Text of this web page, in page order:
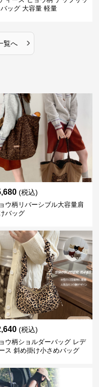
ッグ 大容量 軽量
覧へ ›
(税込)
ウ柄リバーシブル大容量肩
バッグ
(税込)
ウ柄ショルダーバッグ レデ
ス 斜め掛け小さめバッグ